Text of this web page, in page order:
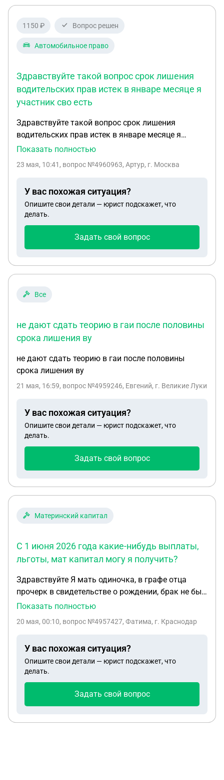
1150 ₽ Вопрос решен
Автомобильное право
Здравствуйте такой вопрос срок лишения
водительских прав истек в январе месяце я
участник сво есть
Здравствуйте такой вопрос срок лишения
водительских прав истек в январе месяце я
участник сво есть государственные награды
возвращения водительского удостоверения?
Показать полностью
23 мая, 10:41 , вопрос №4960963, Артур, г. Москва
У вас похожая ситуация?
Опишите свои детали — юрист подскажет, что
делать.
Задать свой вопрос
Все
не дают сдать теорию в гаи после половины
срока лишения ву
не дают сдать теорию в гаи после половины
срока лишения ву
21 мая, 16:59, вопрос №4959246, Евгений, г. Великие Луки
У вас похожая ситуация?
Опишите свои детали — юрист подскажет, что
делать.
Задать свой вопрос
Материнский капитал
С 1 июня 2026 года какие-нибудь выплаты,
льготы, мат капитал могу я получить?
Здравствуйте Я мать одиночка, в графе отца
прочерк в свидетельстве о рождении, брак не был
заключен, отец не выплачивал и не выплачивает
начальной школе, превышение дохода и не
какие-нибудь выплаты , льготы, мат капитал могу
я получить? Хоть какую-то поддержку от
государства, ребенок родился в 2015 году.
Показать полностью
20 мая, 00:10, вопрос №4957427, Фатима, г. Краснодар
У вас похожая ситуация?
Опишите свои детали — юрист подскажет, что
делать.
Задать свой вопрос